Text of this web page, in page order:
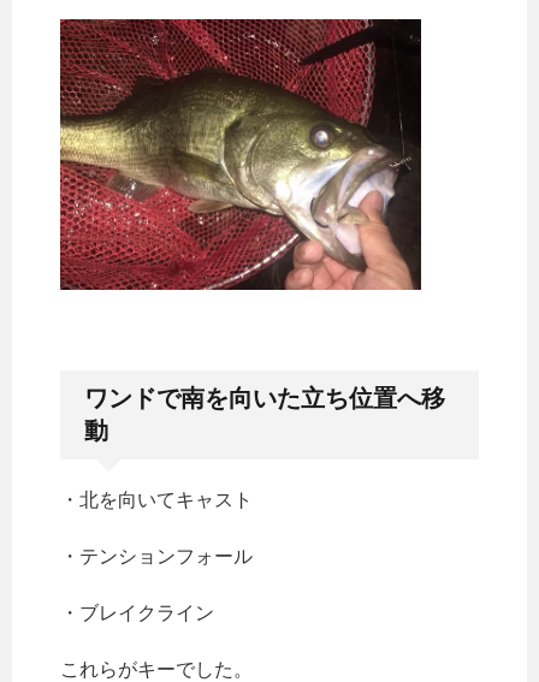
ワンドで南を向いた立ち位置へ移
動
・北を向いてキャスト
・テンションフォール
・ブレイクライン
これらがキーでした。